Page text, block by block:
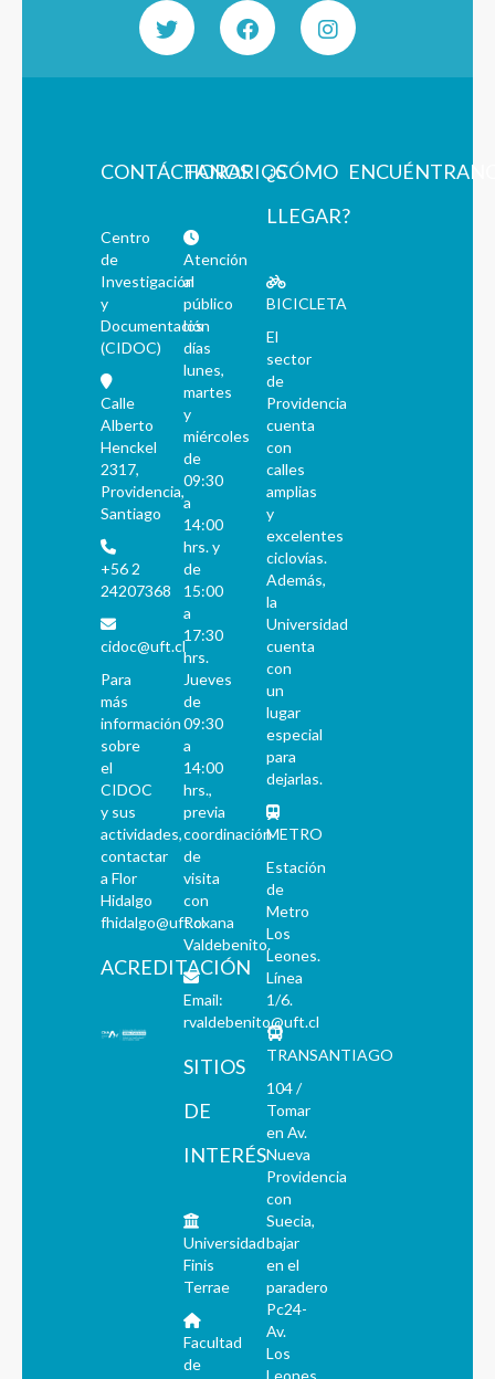
CONTÁCTANOS
Centro
de
Investigación
y
Documentación
(CIDOC)
Calle
Alberto
Henckel
2317,
Providencia,
Santiago
+56 2
24207368
cidoc@uft.cl
Para
más
información
sobre
el
CIDOC
y sus
actividades,
contactar
a Flor
Hidalgo
fhidalgo@uft.cl
ACREDITACIÓN
HORARIOS
Atención
al
público
los
días
lunes,
martes
y
miércoles
de
09:30
a
14:00
hrs. y
de
15:00
a
17:30
hrs.
Jueves
de
09:30
a
14:00
hrs.,
previa
coordinación
de
visita
con
Roxana
Valdebenito.
Email:
rvaldebenito@uft.cl
SITIOS
DE
INTERÉS
Universidad
Finis
Terrae
Facultad
de
¿CÓMO
LLEGAR?
BICICLETA
El
sector
de
Providencia
cuenta
con
calles
amplias
y
excelentes
ciclovías.
Además,
la
Universidad
cuenta
con
un
lugar
especial
para
dejarlas.
METRO
Estación
de
Metro
Los
Leones.
Línea
1/6.
TRANSANTIAGO
104 /
Tomar
en Av.
Nueva
Providencia
con
Suecia,
bajar
en el
paradero
Pc24-
Av.
Los
Leones